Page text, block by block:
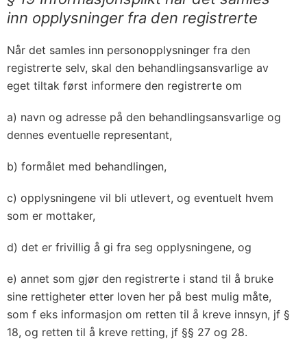
inn opplysninger fra den registrerte
Når det samles inn personopplysninger fra den
registrerte selv, skal den behandlingsansvarlige av
eget tiltak først informere den registrerte om
a) navn og adresse på den behandlingsansvarlige og
dennes eventuelle representant,
b) formålet med behandlingen,
c) opplysningene vil bli utlevert, og eventuelt hvem
som er mottaker,
d) det er frivillig å gi fra seg opplysningene, og
e) annet som gjør den registrerte i stand til å bruke
sine rettigheter etter loven her på best mulig måte,
som f eks informasjon om retten til å kreve innsyn, jf §
18, og retten til å kreve retting, jf §§ 27 og 28.